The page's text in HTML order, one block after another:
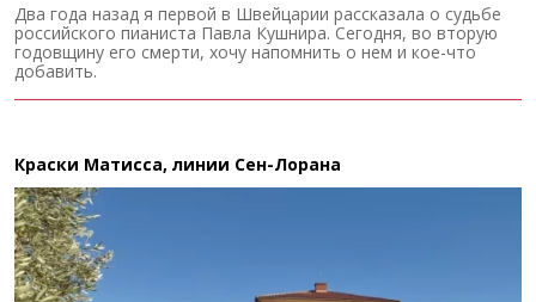
Два года назад я первой в Швейцарии рассказала о судьбе
российского пианиста Павла Кушнира. Сегодня, во вторую
годовщину его смерти, хочу напомнить о нем и кое-что
добавить.
Краски Матисса, линии Сен-Лорана